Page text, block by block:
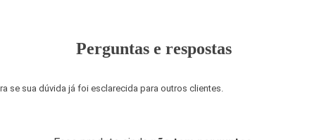
Perguntas e respostas
se sua dúvida já foi esclarecida para outros clientes.